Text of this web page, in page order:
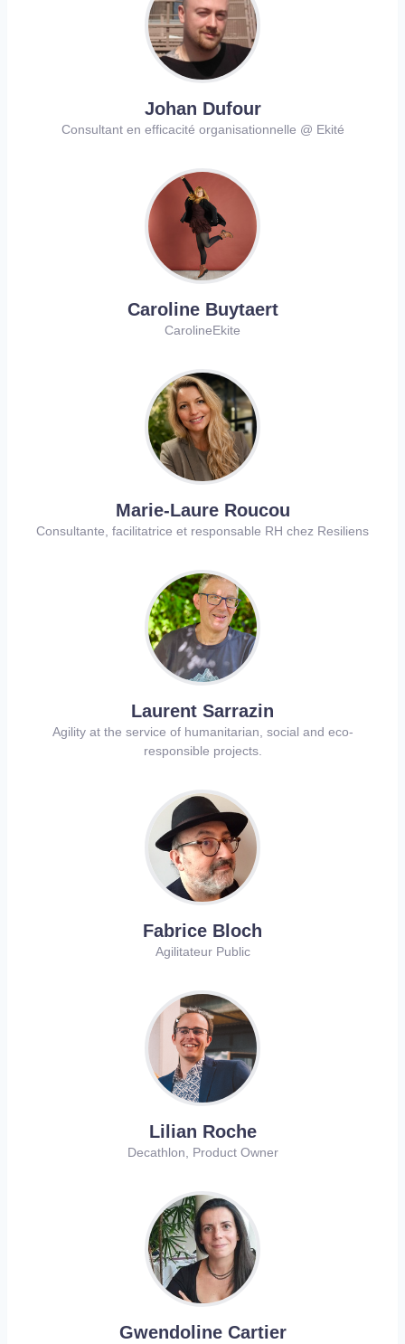
Johan Dufour
Consultant en efficacité organisationnelle @ Ekité
Caroline Buytaert
CarolineEkite
Marie-Laure Roucou
Consultante, facilitatrice et responsable RH chez Resiliens
Laurent Sarrazin
Agility at the service of humanitarian, social and eco-
responsible projects.
Fabrice Bloch
Agilitateur Public
Lilian Roche
Decathlon, Product Owner
Gwendoline Cartier